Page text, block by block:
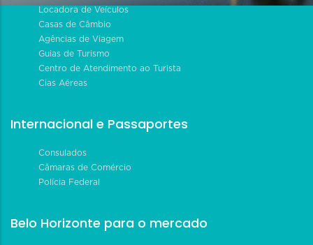
Locadora de Veículos
Casas de Câmbio
Agências de Viagem
Guias de Turismo
Centro de Atendimento ao Turista
Cias Aéreas
Internacional e Passaportes
Consulados
Câmaras de Comércio
Polícia Federal
Belo Horizonte para o mercado